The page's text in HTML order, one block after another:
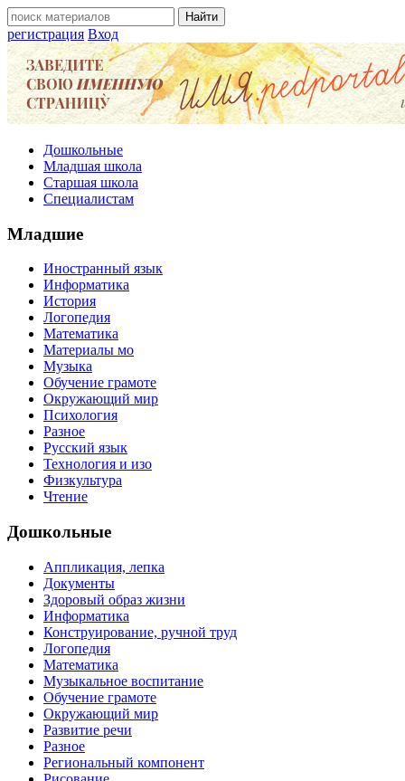
регистрация Вход
Дошкольные
Младшая школа
Старшая школа
Специалистам
Младшие
Иностранный язык
Информатика
История
Логопедия
Математика
Материалы мо
Музыка
Обучение грамоте
Окружающий мир
Психология
Разное
Русский язык
Технология и изо
Физкультура
Чтение
Дошкольные
Аппликация, лепка
Документы
Здоровый образ жизни
Информатика
Конструирование, ручной труд
Логопедия
Математика
Музыкальное воспитание
Обучение грамоте
Окружающий мир
Развитие речи
Разное
Региональный компонент